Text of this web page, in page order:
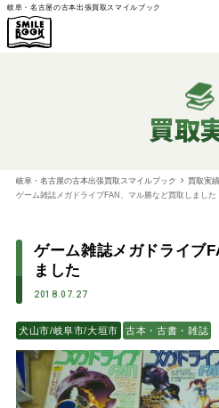
岐阜・名古屋の古本出張買取スマイルブック
買取
岐阜・名古屋の古本出張買取スマイルブック
買取実績
ゲーム雑誌メガドライブFAN、マル勝など買取しました
ゲーム雑誌メガドライブ
ました
2018.07.27
犬山市/岐阜市/大垣市 古本・古書・雑誌